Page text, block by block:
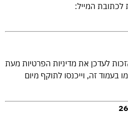
לכתובת המייל:
לעדכן את מדיניות הפרטיות מעת
בעמוד זה, וייכנסו לתוקף מיום